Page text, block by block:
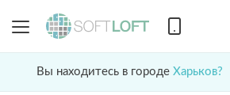
Вы находитесь в городе Харьков?